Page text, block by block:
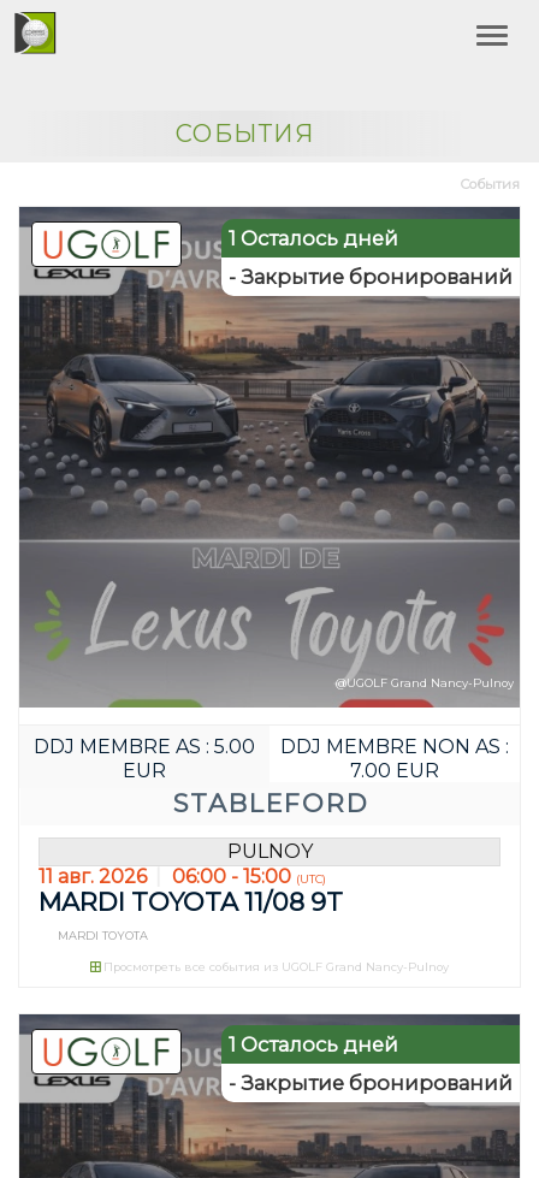
СОБЫТИЯ
События
1 Осталось дней
- Закрытие бронирований
STABLEFORD
DDJ MEMBRE AS : 5.00
EUR
DDJ MEMBRE NON AS :
7.00 EUR
@UGOLF Grand Nancy-Pulnoy
PULNOY
11 авг. 2026
06:00 - 15:00 (UTC)
MARDI TOYOTA 11/08 9T
MARDI TOYOTA
Просмотреть все события из UGOLF Grand Nancy-Pulnoy
1 Осталось дней
- Закрытие бронирований